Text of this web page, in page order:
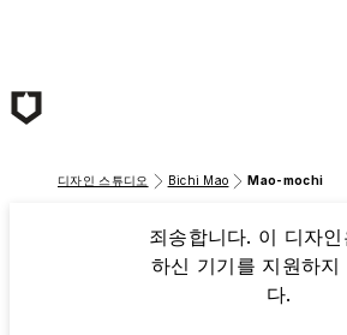
디자인 스튜디오 Bichi Mao Mao-mochi
죄송합니다. 이 디자
하신 기기를 지원하지
다.